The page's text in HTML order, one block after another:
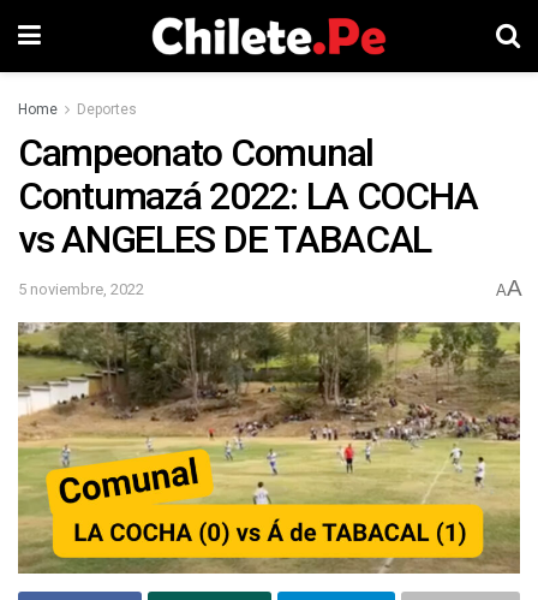
Home Deportes
Campeonato Comunal
Contumazá 2022: LA COCHA
vs ANGELES DE TABACAL
5 noviembre, 2022 AA